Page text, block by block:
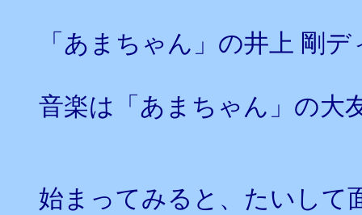
「あまちゃん」の井上 剛
音楽は「あまちゃん」の大
始まってみると、たいして